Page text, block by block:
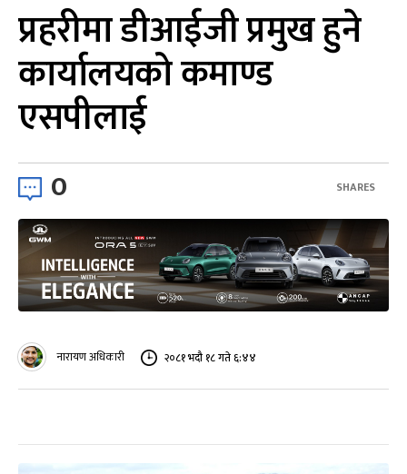
प्रहरीमा डीआईजी प्रमुख हुने
कार्यालयको कमाण्ड
एसपीलाई
0 SHARES
नारायण अधिकारी २०८१ भदौ १८ गते ६:४४